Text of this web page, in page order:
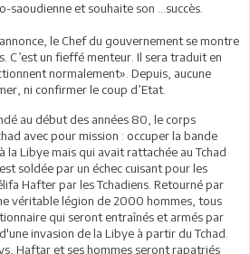
saoudienne et souhaite son …succès.
le Chef du gouvernement se montre
C’est un fieffé menteur. Il sera traduit en
normalement». Depuis, aucune
ni confirmer le coup d’Etat.
au début des années 80, le corps
avec pour mission : occuper la bande
la Libye mais qui avait rattachée au Tchad
soldée par un échec cuisant pour les
Hafter par les Tchadiens. Retourné par
véritable légion de 2000 hommes, tous
qui seront entraînés et armés par
invasion de la Libye à partir du Tchad.
Haftar et ses hommes seront rapatriés